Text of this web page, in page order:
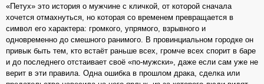
«Петух» это история о мужчине с кличкой, от которой сначала
хочется отмахнуться, но которая со временем превращается в
символ его характера: громкого, упрямого, взрывного и
одновременно до смешного ранимого. В провинциальном городке он
привык быть тем, кто встаёт раньше всех, громче всех спорит в баре
и до последнего отстаивает своё «по-мужски», даже если сам уже не
верит в эти правила. Одна ошибка в прошлом драка, сделка или